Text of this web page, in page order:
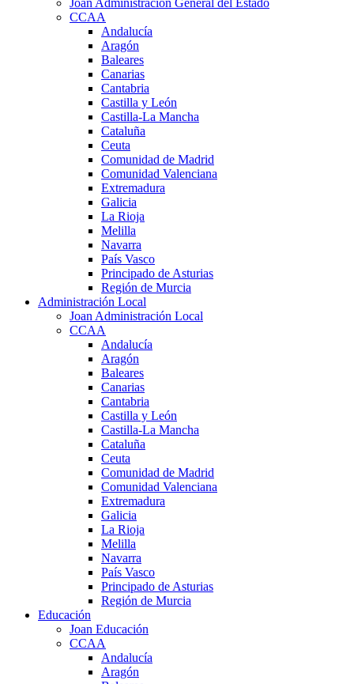
CCAA
Andalucía
Aragón
Baleares
Canarias
Cantabria
Castilla y León
Castilla-La Mancha
Cataluña
Ceuta
Comunidad de Madrid
Comunidad Valenciana
Extremadura
Galicia
La Rioja
Melilla
Navarra
País Vasco
Principado de Asturias
Región de Murcia
Administración Local
Joan Administración Local
CCAA
Andalucía
Aragón
Baleares
Canarias
Cantabria
Castilla y León
Castilla-La Mancha
Cataluña
Ceuta
Comunidad de Madrid
Comunidad Valenciana
Extremadura
Galicia
La Rioja
Melilla
Navarra
País Vasco
Principado de Asturias
Región de Murcia
Educación
Joan Educación
CCAA
Andalucía
Aragón